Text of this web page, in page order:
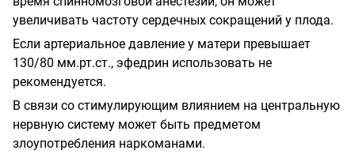
увеличивать частоту сердечных сокращений у плода.
Если артериальное давление у матери превышает
130/80 мм.рт.ст., эфедрин использовать не
рекомендуется.
В связи со стимулирующим влиянием на центральную
нервную систему может быть предметом
злоупотребления наркоманами.